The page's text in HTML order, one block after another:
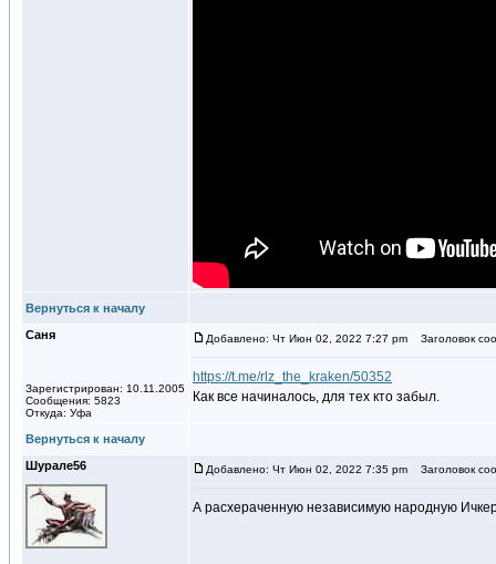
Вернуться к началу
Саня
Зарегистрирован: 10.11.2005
Сообщения: 5823
Откуда: Уфа
Добавлено: Чт Июн 02, 2022 7:27 pm Заголовок
https://t.me/rlz_the_kraken/50352
Как все начиналось, для тех кто забыл.
Вернуться к началу
Шурале56
Добавлено: Чт Июн 02, 2022 7:35 pm Заголовок
А расхераченную независимую народную